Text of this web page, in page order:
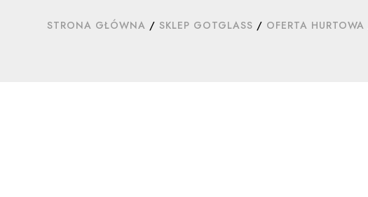
STRONA GŁÓWNA / SKLEP GOTGLASS / OFERTA HURTOWA